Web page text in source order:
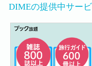
DIMEの提供中サー